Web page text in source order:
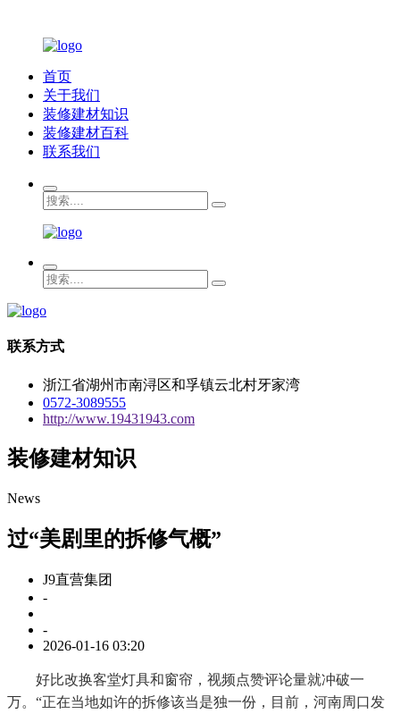
首页
关于我们
装修建材知识
装修建材百科
联系我们
联系方式
浙江省湖州市南浔区和孚镇云北村牙家湾
0572-3089555
http://www.19431943.com
装修建材知识
News
过“美剧里的拆修气概”
J9直营集团
-
-
2026-01-16 03:20
好比改换客堂灯具和窗帘，视频点赞评论量就冲破一
万。“正在当地如许的拆修该当是独一份，目前，河南周口发